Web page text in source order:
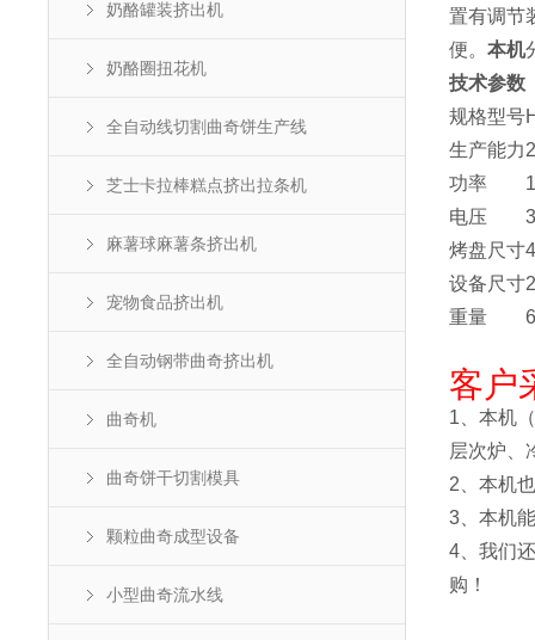
奶酪罐装挤出机
奶酪圈扭花机
全自动线切割曲奇饼生产线
芝士卡拉棒糕点挤出拉条机
麻薯球麻薯条挤出机
宠物食品挤出机
全自动钢带曲奇挤出机
曲奇机
曲奇饼干切割模具
颗粒曲奇成型设备
小型曲奇流水线
置有调节
便。 本机
技术参数
规格型号
生产能力
功率
电压
烤盘尺寸
设备尺寸
重量
客户
1、本机
层次炉、
2、本机
3、本机
4、我们
购！